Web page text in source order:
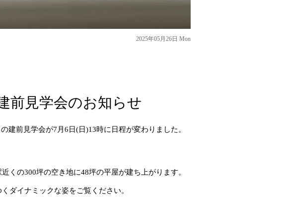
2025年05月26日 Mon
前見学会のお知らせ
の建前見学会が7月6日(日)13時に日程が変わりました。
近くの300坪の空き地に48坪の平屋が建ち上がります。
ダイナミックな姿をご覧ください。